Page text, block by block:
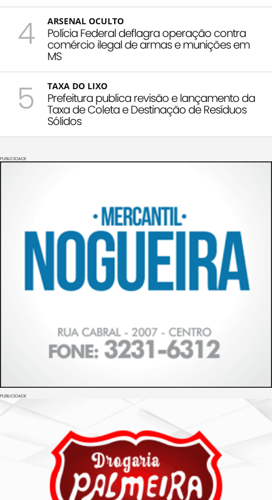
4 ARSENAL OCULTO
Polícia Federal deflagra operação contra
comércio ilegal de armas e munições em
MS
5 TAXA DO LIXO
Prefeitura publica revisão e lançamento da
Taxa de Coleta e Destinação de Resíduos
Sólidos
PUBLICIDADE
PUBLICIDADE